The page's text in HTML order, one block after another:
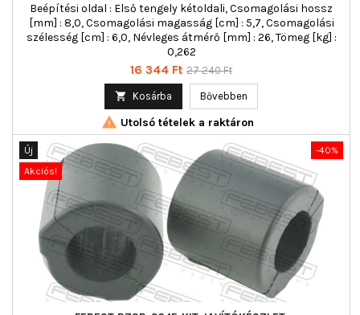
Beépítési oldal : Első tengely kétoldali, Csomagolási hossz
[mm] : 8,0, Csomagolási magasság [cm] : 5,7, Csomagolási
szélesség [cm] : 6,0, Névleges átmérő [mm] : 26, Tömeg [kg] :
0,262
Ár
16 344 Ft Normál
27 240 Ft
 Kosárba Bővebben
 Utolsó tételek a raktáron
-40%
Új
Akciós!